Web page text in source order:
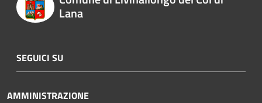
Lana
SEGUICI SU
AMMINISTRAZIONE